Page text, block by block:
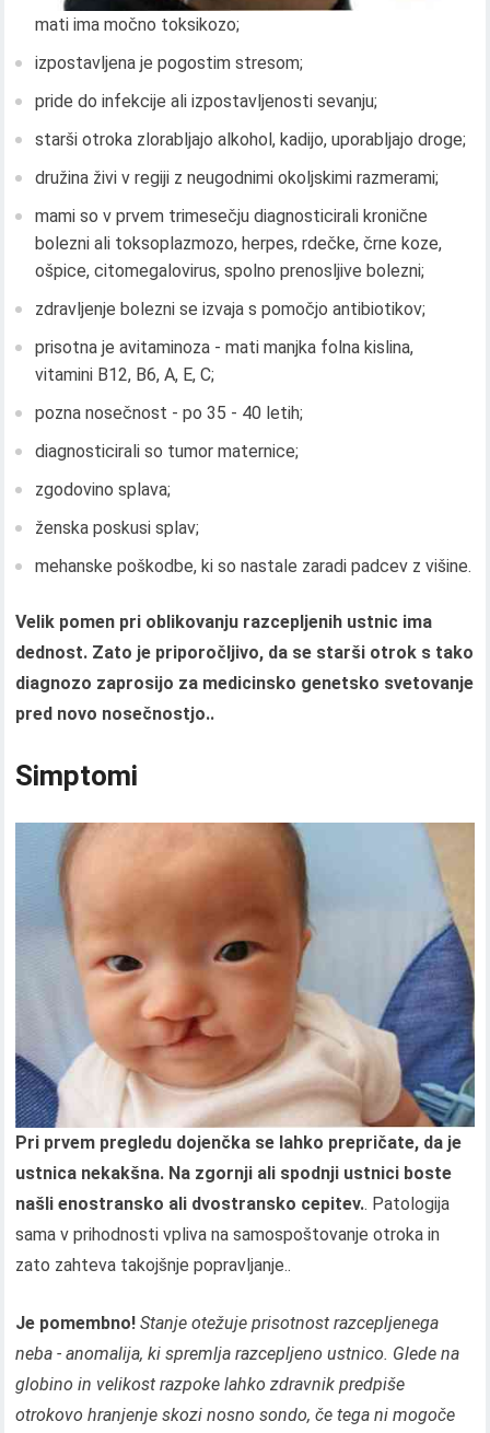
mati ima močno toksikozo;
izpostavljena je pogostim stresom;
pride do infekcije ali izpostavljenosti sevanju;
starši otroka zlorabljajo alkohol, kadijo, uporabljajo droge;
družina živi v regiji z neugodnimi okoljskimi razmerami;
mami so v prvem trimesečju diagnosticirali kronične
bolezni ali toksoplazmozo, herpes, rdečke, črne koze,
ošpice, citomegalovirus, spolno prenosljive bolezni;
zdravljenje bolezni se izvaja s pomočjo antibiotikov;
prisotna je avitaminoza - mati manjka folna kislina,
vitamini B12, B6, A, E, C;
pozna nosečnost - po 35 - 40 letih;
diagnosticirali so tumor maternice;
zgodovino splava;
ženska poskusi splav;
mehanske poškodbe, ki so nastale zaradi padcev z višine.
Velik pomen pri oblikovanju razcepljenih ustnic ima
dednost. Zato je priporočljivo, da se starši otrok s tako
diagnozo zaprosijo za medicinsko genetsko svetovanje
pred novo nosečnostjo..
Simptomi
Pri prvem pregledu dojenčka se lahko prepričate, da je
ustnica nekakšna. Na zgornji ali spodnji ustnici boste
našli enostransko ali dvostransko cepitev.. Patologija
sama v prihodnosti vpliva na samospoštovanje otroka in
zato zahteva takojšnje popravljanje..
Je pomembno!Stanje otežuje prisotnost razcepljenega
neba - anomalija, ki spremlja razcepljeno ustnico. Glede na
globino in velikost razpoke lahko zdravnik predpiše
otrokovo hranjenje skozi nosno sondo, če tega ni mogoče